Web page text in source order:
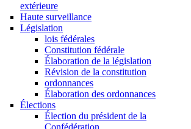
extérieure
Haute surveillance
Législation
lois fédérales
Constitution fédérale
Élaboration de la législation
Révision de la constitution
ordonnances
Élaboration des ordonnances
Élections
Élection du président de la